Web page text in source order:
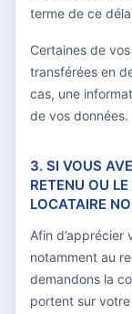
terme de ce
Certaines de
transférées en
cas, une
de vos données.
3. SI VOUS
RETENU OU
LOCATAIRE
Afin d’apprécier
notamment au
demandons la
portent sur